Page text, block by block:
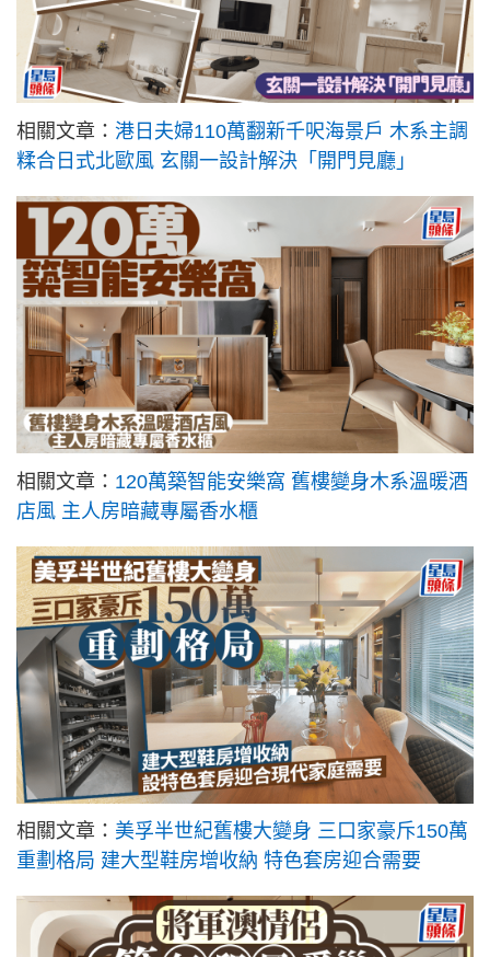
相關文章： 港日夫婦110萬翻新千呎海景戶 木系主調
糅合日式北歐風 玄關一設計解決「開門見廳」
相關文章： 120萬築智能安樂窩 舊樓變身木系溫暖酒
店風 主人房暗藏專屬香水櫃
相關文章： 美孚半世紀舊樓大變身 三口家豪斥150萬
重劃格局 建大型鞋房增收納 特色套房迎合需要